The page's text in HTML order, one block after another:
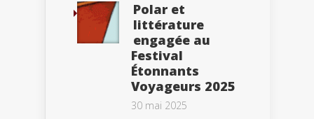
Polar et
littérature
engagée au
Festival
Étonnants
Voyageurs 2025
30 mai 2025